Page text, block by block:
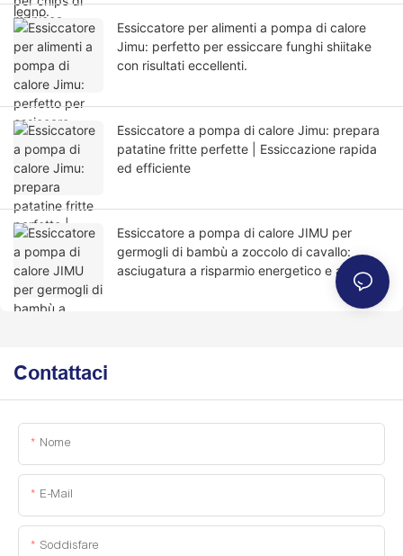
Essiccatore per alimenti a pompa di calore
Jimu: perfetto per essiccare funghi shiitake
con risultati eccellenti.
Essiccatore a pompa di calore Jimu: prepara
patatine fritte perfette | Essiccazione rapida
ed efficiente
Essiccatore a pompa di calore JIMU per
germogli di bambù a zoccolo di cavallo:
asciugatura a risparmio energetico e ad alta
Contattaci
Nome
E-Mail
Soddisfare